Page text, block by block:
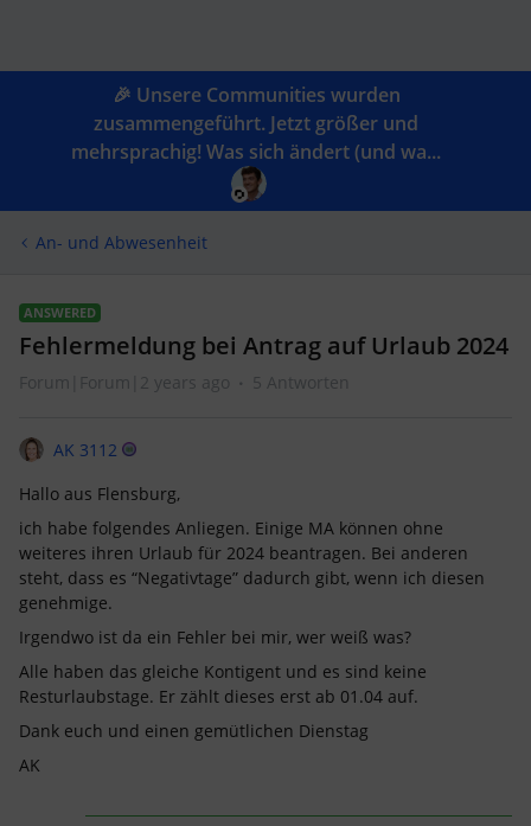
🎉 Unsere Communities wurden
zusammengeführt. Jetzt größer und
mehrsprachig! Was sich ändert (und wa...
An- und Abwesenheit
ANSWERED
Fehlermeldung bei Antrag auf Urlaub 2024
Forum|Forum|2 years ago 5 Antworten
AK 3112
Hallo aus Flensburg,
ich habe folgendes Anliegen. Einige MA können ohne
weiteres ihren Urlaub für 2024 beantragen. Bei anderen
steht, dass es “Negativtage” dadurch gibt, wenn ich diesen
genehmige.
Irgendwo ist da ein Fehler bei mir, wer weiß was?
Alle haben das gleiche Kontigent und es sind keine
Resturlaubstage. Er zählt dieses erst ab 01.04 auf.
Dank euch und einen gemütlichen Dienstag
AK